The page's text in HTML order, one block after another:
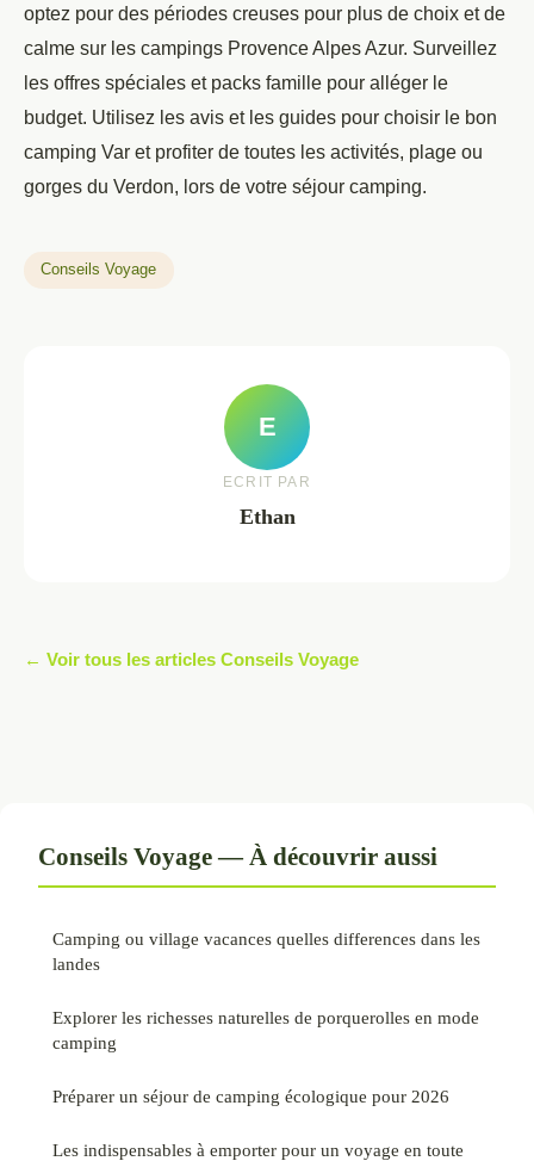
optez pour des périodes creuses pour plus de choix et de
calme sur les campings Provence Alpes Azur. Surveillez
les offres spéciales et packs famille pour alléger le
budget. Utilisez les avis et les guides pour choisir le bon
camping Var et profiter de toutes les activités, plage ou
gorges du Verdon, lors de votre séjour camping.
Conseils Voyage
E
ECRIT PAR
Ethan
← Voir tous les articles Conseils Voyage
Conseils Voyage — À découvrir aussi
Camping ou village vacances quelles differences dans les
landes
Explorer les richesses naturelles de porquerolles en mode
camping
Préparer un séjour de camping écologique pour 2026
Les indispensables à emporter pour un voyage en toute